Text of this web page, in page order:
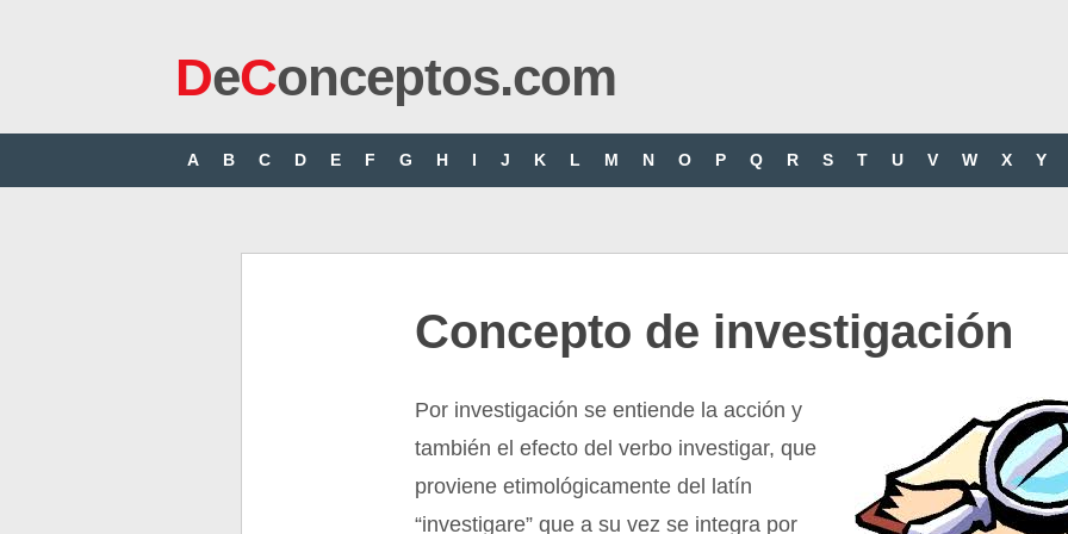
DeConceptos.com
A B C D E F G H I J K L M N O P Q R S T U V W X Y
Concepto de investigación
Por investigación se entiende la acción y
también el efecto del verbo investigar, que
proviene etimológicamente del latín
“investigare” que a su vez se integra por